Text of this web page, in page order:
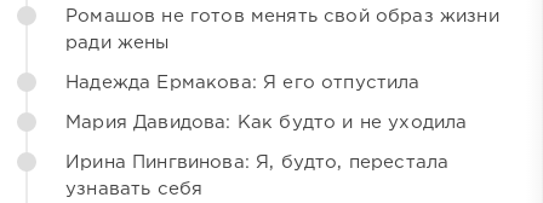
Ромашов не готов менять свой образ жизни
ради жены
Надежда Ермакова: Я его отпустила
Мария Давидова: Как будто и не уходила
Ирина Пингвинова: Я, будто, перестала
узнавать себя